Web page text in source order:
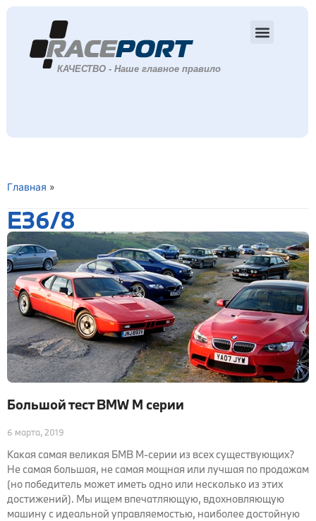
Главная »
E36/8
Большой тест BMW M серии
6 марта, 2019
Какая самая великая БМВ М-серии из всех существующих?
Не самая большая, не самая мощная или лучшая по продажам
(но победитель может иметь одно или несколько из этих
достижений). Мы ищем впечатляющую, вдохновляющую
машину с идеальной управляемостью, наиболее достойную